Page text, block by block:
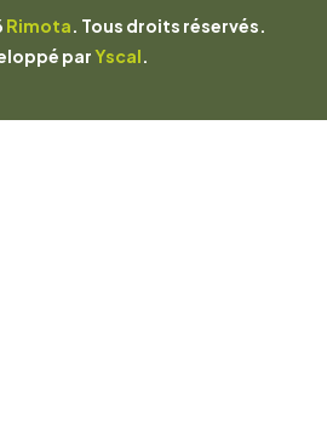
Rimota. Tous droits réservés.
parYscal.